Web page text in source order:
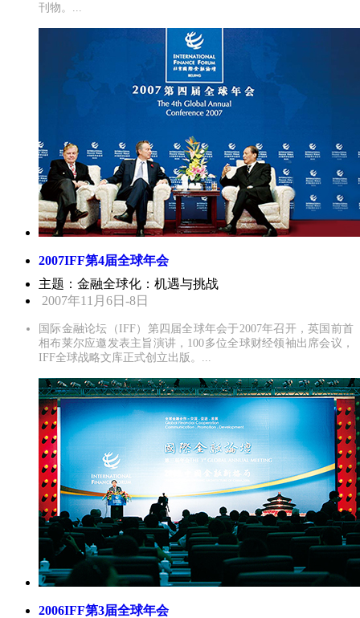
刊物。...
2007IFF第4届全球年会
主题：金融全球化：机遇与挑战
2007年11月6日-8日
国际金融论坛（IFF）第四届全球年会于2007年召开，英国前首
相布莱尔应邀发表主旨演讲，100多位全球财经领袖出席会议，
IFF全球战略文库正式创立出版。...
2006IFF第3届全球年会